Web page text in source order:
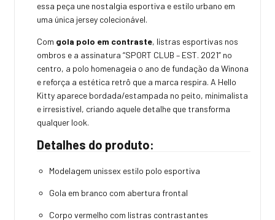
essa peça une nostalgia esportiva e estilo urbano em
uma única jersey colecionável.
Com gola polo em contraste, listras esportivas nos
ombros e a assinatura “SPORT CLUB – EST. 2021” no
centro, a polo homenageia o ano de fundação da Winona
e reforça a estética retrô que a marca respira. A Hello
Kitty aparece bordada/estampada no peito, minimalista
e irresistível, criando aquele detalhe que transforma
qualquer look.
Detalhes do produto:
Modelagem unissex estilo polo esportiva
Gola em branco com abertura frontal
Corpo vermelho com listras contrastantes